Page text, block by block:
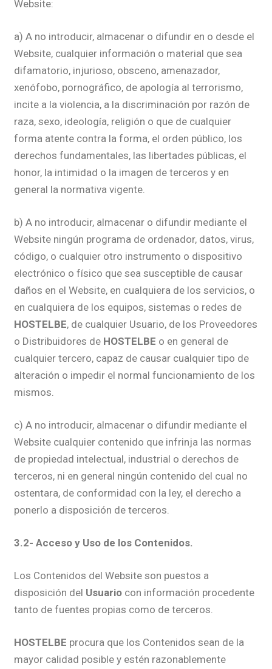
Website:
a) A no introducir, almacenar o difundir en o desde el
Website, cualquier información o material que sea
difamatorio, injurioso, obsceno, amenazador,
xenófobo, pornográfico, de apología al terrorismo,
incite a la violencia, a la discriminación por razón de
raza, sexo, ideología, religión o que de cualquier
forma atente contra la forma, el orden público, los
derechos fundamentales, las libertades públicas, el
honor, la intimidad o la imagen de terceros y en
general la normativa vigente.
b) A no introducir, almacenar o difundir mediante el
Website ningún programa de ordenador, datos, virus,
código, o cualquier otro instrumento o dispositivo
electrónico o físico que sea susceptible de causar
daños en el Website, en cualquiera de los servicios, o
en cualquiera de los equipos, sistemas o redes de
HOSTELBE, de cualquier Usuario, de los Proveedores
o Distribuidores de HOSTELBE o en general de
cualquier tercero, capaz de causar cualquier tipo de
alteración o impedir el normal funcionamiento de los
mismos.
c) A no introducir, almacenar o difundir mediante el
Website cualquier contenido que infrinja las normas
de propiedad intelectual, industrial o derechos de
terceros, ni en general ningún contenido del cual no
ostentara, de conformidad con la ley, el derecho a
ponerlo a disposición de terceros.
3.2- Acceso y Uso de los Contenidos.
Los Contenidos del Website son puestos a
disposición del Usuario con información procedente
tanto de fuentes propias como de terceros.
HOSTELBE procura que los Contenidos sean de la
mayor calidad posible y estén razonablemente